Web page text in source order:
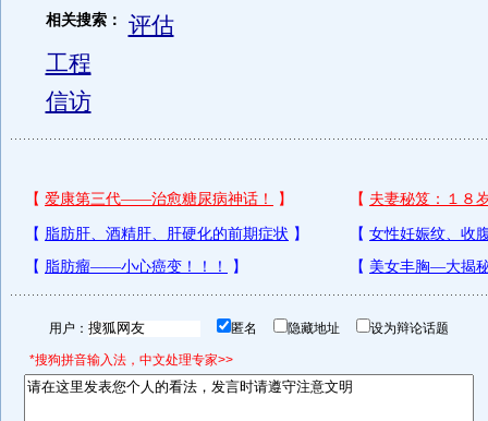
相关搜索：
评估
工程
信访
用户： 匿名 隐藏地址 设为辩论话题
*搜狗拼音输入法，中文处理专家>>